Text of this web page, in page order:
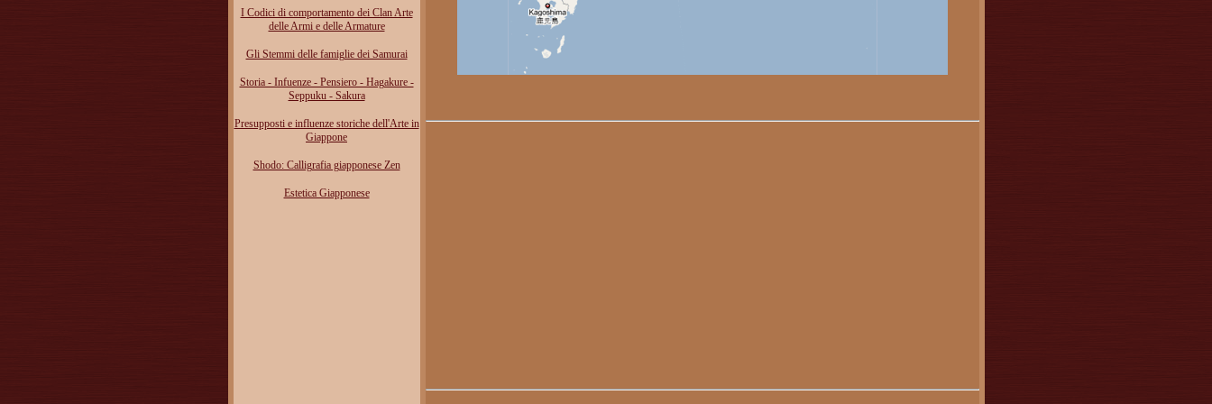
I Codici di comportamento dei Clan Arte
delle Armi e delle Armature
Gli Stemmi delle famiglie dei Samurai
Storia - Infuenze - Pensiero - Hagakure -
Seppuku - Sakura
Presupposti e influenze storiche dell'Arte in
Giappone
Shodo: Calligrafia giapponese Zen
Estetica Giapponese